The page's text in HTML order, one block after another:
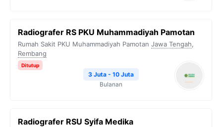
Radiografer RS PKU Muhammadiyah Pamotan
Rumah Sakit PKU Muhammadiyah Pamotan Jawa Tengah,
Rembang
Ditutup
3 Juta - 10 Juta
Bulanan
Radiografer RSU Syifa Medika